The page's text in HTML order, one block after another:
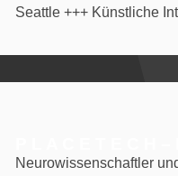
Seattle +++ Künstliche
Neurowissenschaftler